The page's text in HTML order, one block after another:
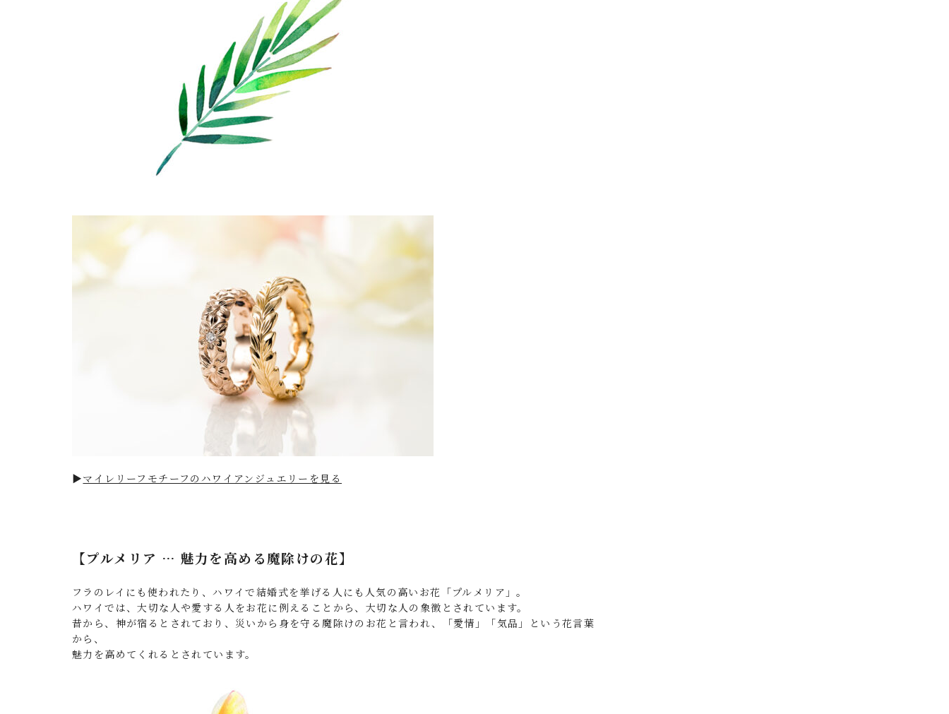
▶︎マイレリーフモチーフのハワイアンジュエリーを見る
【プルメリア … 魅力を高める魔除けの花】
フラのレイにも使われたり、ハワイで結婚式を挙げる人にも人気の高いお花「プルメリア」。
ハワイでは、大切な人や愛する人をお花に例えることから、大切な人の象徴とされています。
昔から、神が宿るとされており、災いから身を守る魔除けのお花と言われ、「愛情」「気品」という花言葉
から、
魅力を高めてくれるとされています。